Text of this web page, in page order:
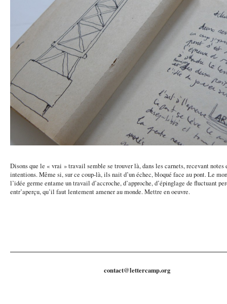
Disons que le « vrai » travail semble se trouver là, dans les carnets, recevant notes
intentions. Même si, sur ce coup-là, ils nait d’un échec, bloqué face au pont. Le
l’idée germe entame un travail d’accroche, d’approche, d’épinglage de fluctuant
entr’aperçu, qu’il faut lentement amener au monde. Mettre en oeuvre.
contact@lettercamp.org